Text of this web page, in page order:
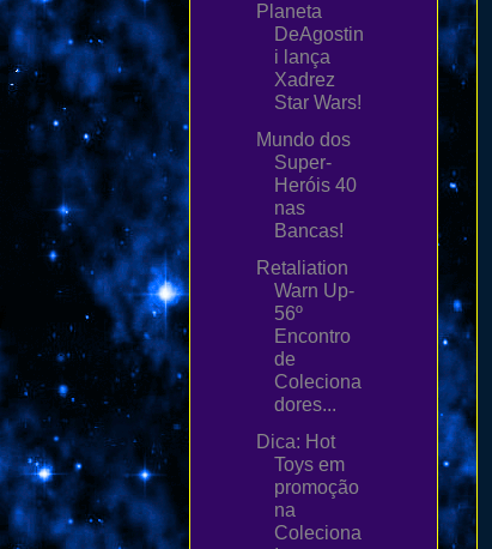
Planeta
DeAgostin
i lança
Xadrez
Star Wars!
Mundo dos
Super-
Heróis 40
nas
Bancas!
Retaliation
Warn Up-
56º
Encontro
de
Coleciona
dores...
Dica: Hot
Toys em
promoção
na
Coleciona